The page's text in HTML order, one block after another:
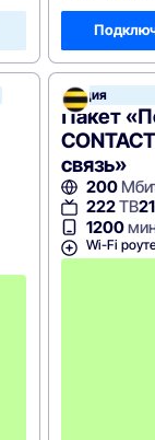
МегаФон
Акция
Пакет
связь»
200
222ТВ21
1200
Wi-Fi